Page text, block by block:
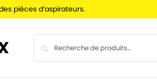
pièces d’aspirateurs.